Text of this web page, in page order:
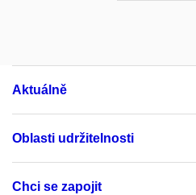
Aktuálně
Oblasti udržitelnosti
Chci se zapojit